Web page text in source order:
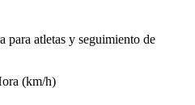
para atletas y seguimiento de
(km/h)